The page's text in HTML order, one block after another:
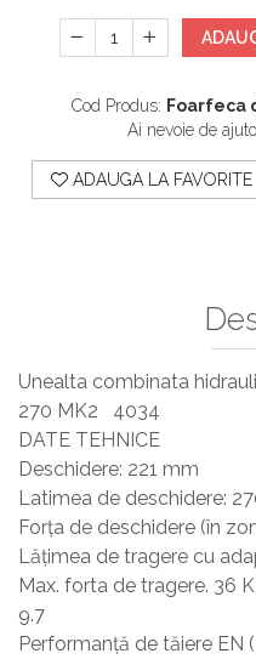
Cod Produs: Foarfeca
Ai nevoie de
ADAUGA LA FAVORITE
Unealta combinata
270 MK2 4034
DATE TEHNICE
Deschidere: 221 mm
Latimea de deschidere:
Forța de deschidere (în
Lățimea de tragere cu
Max. forta de tragere.
9.7
Performanță de tăiere EN